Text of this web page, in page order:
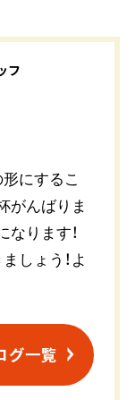
フ
にするこ
がんばりま
ります！
しょう！よ
グ一覧